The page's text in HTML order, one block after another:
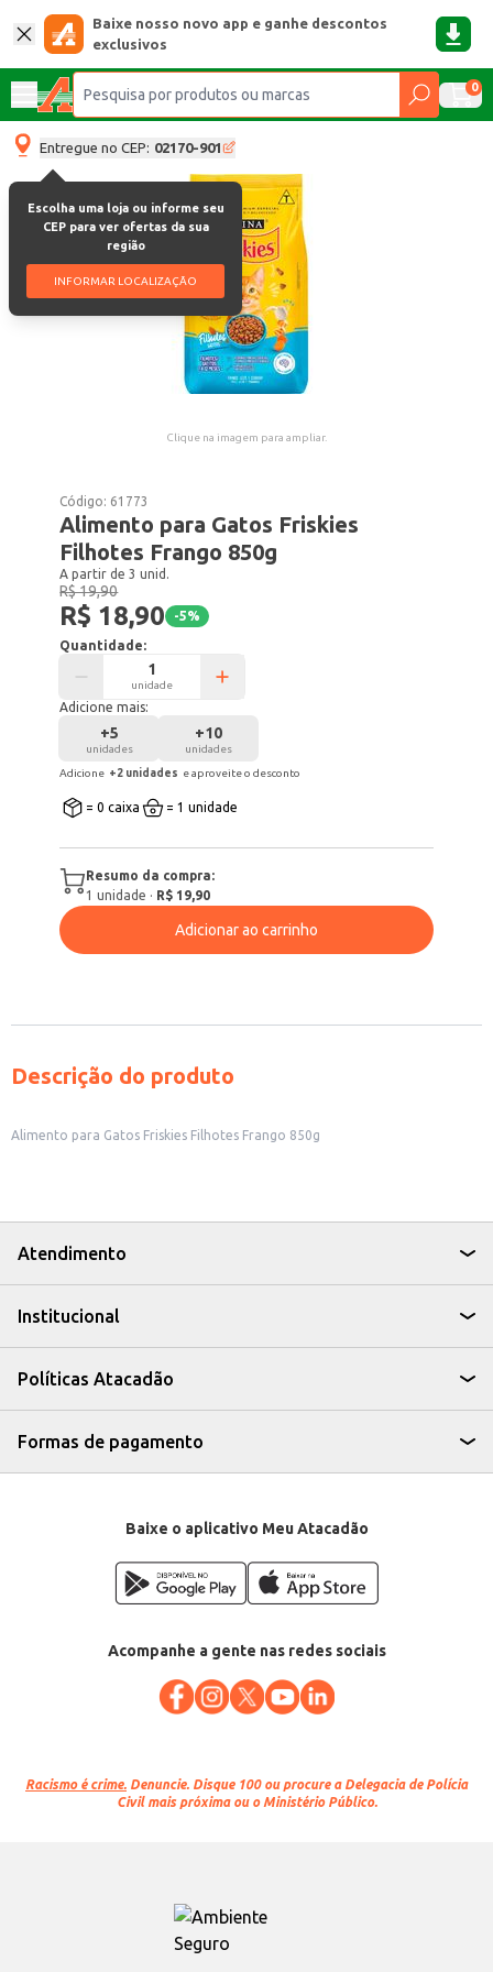
Baixe nosso novo app e ganhe descontos
exclusivos
0
Entregue no CEP: 02170-901
Escolha uma loja ou informe seu
CEP para ver ofertas da sua
região
INFORMAR LOCALIZAÇÃO
Clique na imagem para ampliar.
Código: 61773
Alimento para Gatos Friskies
Filhotes Frango 850g
A partir de 3 unid.
R$ 19,90
R$ 18,90 -5%
Quantidade:
unidade
Adicione mais:
+5
unidades
+10
unidades
Adicione +2 unidades e aproveite o desconto
= 0 caixa = 1 unidade
Resumo da compra:
1 unidade · R$ 19,90
Adicionar ao carrinho
Descrição do produto
Alimento para Gatos Friskies Filhotes Frango 850g
Atendimento
Institucional
Políticas Atacadão
Formas de pagamento
Baixe o aplicativo Meu Atacadão
Acompanhe a gente nas redes sociais
Racismo é crime. Denuncie. Disque 100 ou procure a Delegacia de Polícia
Civil mais próxima ou o Ministério Público.